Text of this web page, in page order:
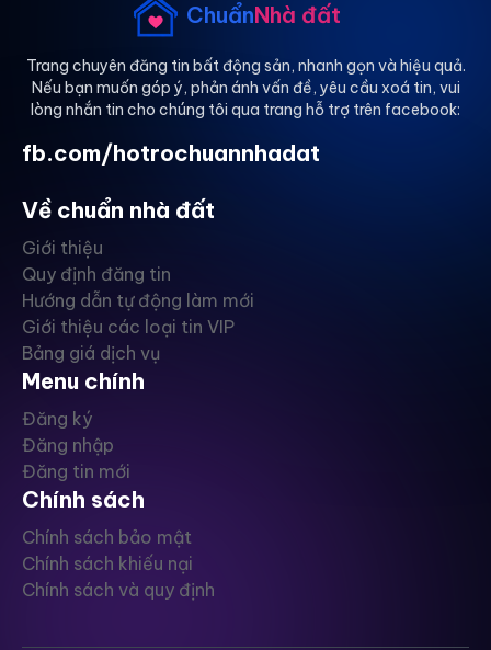
ChuẩnNhà đất
Trang chuyên đăng tin bất động sản, nhanh gọn và hiệu quả.
Nếu bạn muốn góp ý, phản ánh vấn đề, yêu cầu xoá tin, vui
lòng nhắn tin cho chúng tôi qua trang hỗ trợ trên facebook:
fb.com/hotrochuannhadat
Về chuẩn nhà đất
Giới thiệu
Quy định đăng tin
Hướng dẫn tự động làm mới
Giới thiệu các loại tin VIP
Bảng giá dịch vụ
Menu chính
Đăng ký
Đăng nhập
Đăng tin mới
Chính sách
Chính sách bảo mật
Chính sách khiếu nại
Chính sách và quy định